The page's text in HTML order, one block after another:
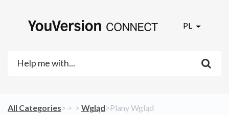
PL
All Categories​>​ ​ > ​ ​ > ​ ​Wgląd​>​ Plany Wgląd